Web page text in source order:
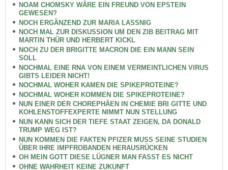
NOAM CHOMSKY WÄRE EIN FREUND VON EPSTEIN
GEWESEN?
NOCH ERGÄNZEND ZUR MARIA LASSNIG
NOCH MAL ZUR DISKUSSION UM DEN ZIB BEITRAG MIT
MARTIN THÜR UND HERBERT KICKL
NOCH ZU DER BRIGITTE MACRON DIE EIN MANN SEIN
SOLL
NOCHMAL EINE RNA VON EINEM VERMEINTLICHEN VIRUS
GIBTS LEIDER NICHT!
NOCHMAL WOHER KAMEN DIE SPIKEPROTEINE?
NOCHMAL WOHER KOMMEN DIE SPIKEPROTEINE?
NUN EINER DER CHOREPHÄEN IN CHEMIE BRI GITTE UND
KOHLENSTOFFEXPERTE NIMMT NUN STELLUNG
NUN KANN SICH DER TIEFE STAAT ZEIGEN, DA DONALD
TRUMP WEG IST?
NUN KOMMEN DIE FAKTEN PFIZER MUSS SEINE STUDIEN
ÜBER IHRE IMPFROBANDEN HERAUSRÜCKEN
OH MEIN GOTT DIESE LÜGNER MAN FASST ES NICHT
OHNE WAHRHEIT KEINE ZUKUNFT